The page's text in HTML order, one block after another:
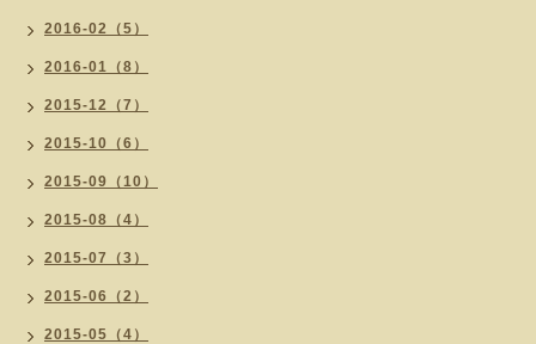
2016-02（5）
2016-01（8）
2015-12（7）
2015-10（6）
2015-09（10）
2015-08（4）
2015-07（3）
2015-06（2）
2015-05（4）